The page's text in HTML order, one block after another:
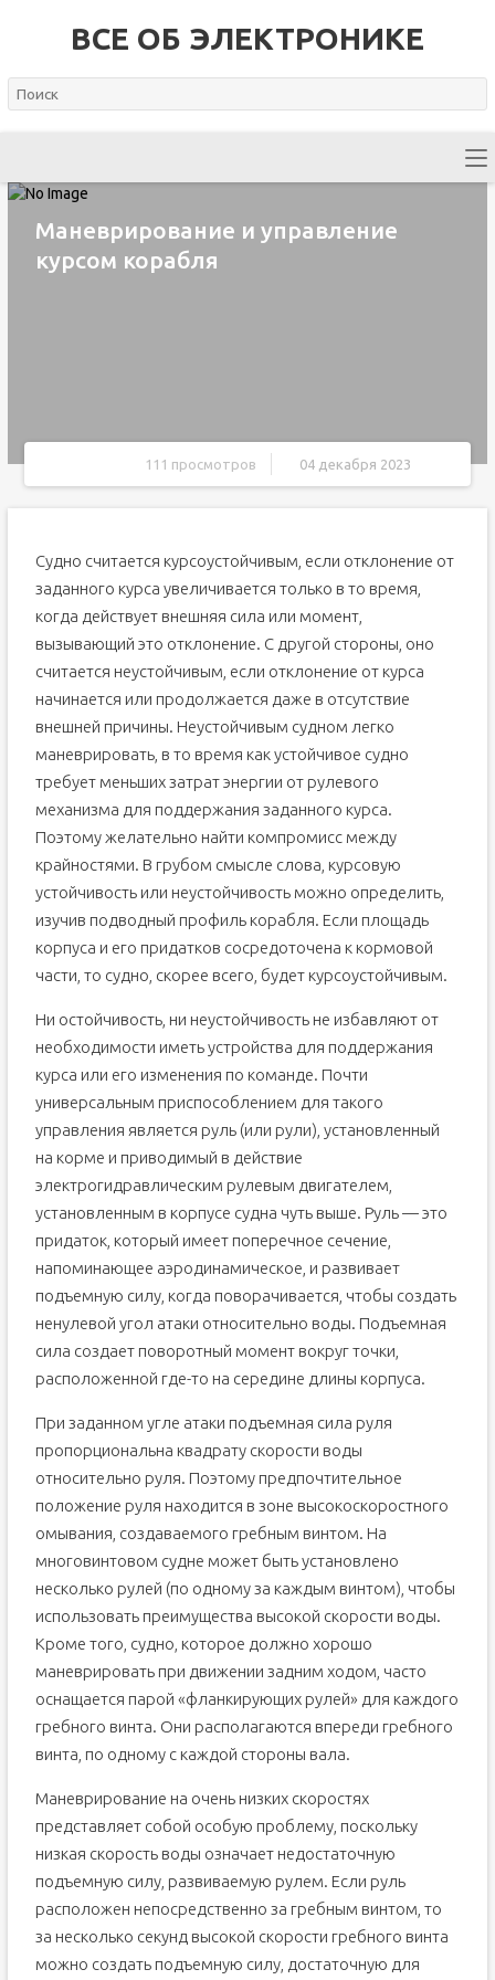
ВСЕ ОБ ЭЛЕКТРОНИКЕ
Маневрирование и управление
курсом корабля
111 просмотров 04 декабря 2023
Судно считается курсоустойчивым, если отклонение от
заданного курса увеличивается только в то время,
когда действует внешняя сила или момент,
вызывающий это отклонение. С другой стороны, оно
считается неустойчивым, если отклонение от курса
начинается или продолжается даже в отсутствие
внешней причины. Неустойчивым судном легко
маневрировать, в то время как устойчивое судно
требует меньших затрат энергии от рулевого
механизма для поддержания заданного курса.
Поэтому желательно найти компромисс между
крайностями. В грубом смысле слова, курсовую
устойчивость или неустойчивость можно определить,
изучив подводный профиль корабля. Если площадь
корпуса и его придатков сосредоточена к кормовой
части, то судно, скорее всего, будет курсоустойчивым.
Ни остойчивость, ни неустойчивость не избавляют от
необходимости иметь устройства для поддержания
курса или его изменения по команде. Почти
универсальным приспособлением для такого
управления является руль (или рули), установленный
на корме и приводимый в действие
электрогидравлическим рулевым двигателем,
установленным в корпусе судна чуть выше. Руль — это
придаток, который имеет поперечное сечение,
напоминающее аэродинамическое, и развивает
подъемную силу, когда поворачивается, чтобы создать
ненулевой угол атаки относительно воды. Подъемная
сила создает поворотный момент вокруг точки,
расположенной где-то на середине длины корпуса.
При заданном угле атаки подъемная сила руля
пропорциональна квадрату скорости воды
относительно руля. Поэтому предпочтительное
положение руля находится в зоне высокоскоростного
омывания, создаваемого гребным винтом. На
многовинтовом судне может быть установлено
несколько рулей (по одному за каждым винтом), чтобы
использовать преимущества высокой скорости воды.
Кроме того, судно, которое должно хорошо
маневрировать при движении задним ходом, часто
оснащается парой «фланкирующих рулей» для каждого
гребного винта. Они располагаются впереди гребного
винта, по одному с каждой стороны вала.
Маневрирование на очень низких скоростях
представляет собой особую проблему, поскольку
низкая скорость воды означает недостаточную
подъемную силу, развиваемую рулем. Если руль
расположен непосредственно за гребным винтом, то
за несколько секунд высокой скорости гребного винта
можно создать подъемную силу, достаточную для